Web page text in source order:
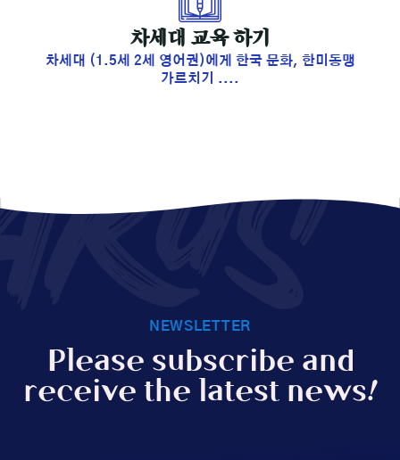
​차세대 교육 하기
차세대 (1.5세 2세 영어권)에게 한국 문화, 한미동맹
가르치기 ....
NEWSLETTER
Please subscribe and
receive the latest news!